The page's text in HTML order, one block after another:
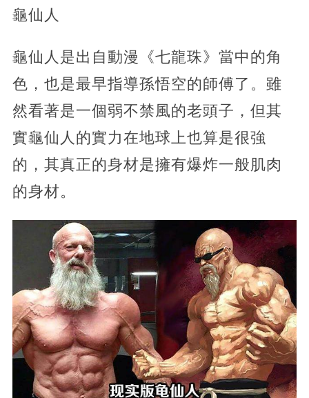
龜仙人
龜仙人是出自動漫《七龍珠》當中的角
色，也是最早指導孫悟空的師傅了。雖
然看著是一個弱不禁風的老頭子，但其
實龜仙人的實力在地球上也算是很強
的，其真正的身材是擁有爆炸一般肌肉
的身材。